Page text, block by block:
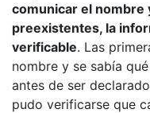
comunicar el nombre
preexistentes, la
verificable. Las
nombre y se sabía
antes de ser
pudo verificarse que